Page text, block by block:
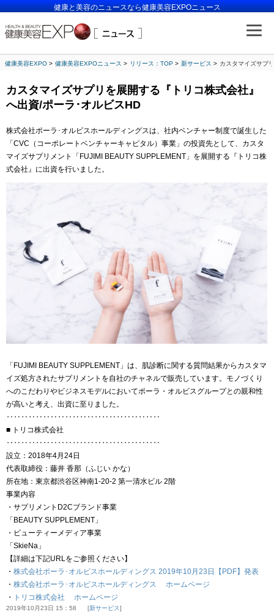
健康と美容のニュースなら健康美容EXPOニュース
健康美容EXPO 健康美容EXPOニュース リリース：TOP 新サービス カスタマイズサプ
カスタマイズサプリを展開する『トリコ株式会社』
へ出資/ポーラ･オルビスHD
株式会社ポーラ･オルビスホールディングスは、社内ベンチャー制度で誕生した
「CVC（コーポレートベンチャーキャピタル）事業」の投資先として、カスタ
マイズサプリメント「FUJIMI BEAUTY SUPPLEMENT」を展開する『トリコ株
式会社』に出資を行いました。
「FUJIMI BEAUTY SUPPLEMENT」は、肌診断に関する質問結果からカスタマ
イズ処方されたサプリメントを自社のチャネルで販売しています。モノづくり
へのこだわりやビジネスモデルにおいてポーラ・オルビスグループとの親和性
が高いと考え、出資に至りました。
‥‥‥‥‥‥‥‥‥‥‥‥‥‥‥‥‥‥‥‥‥
■ トリコ株式会社
‥‥‥‥‥‥‥‥‥‥‥‥‥‥‥‥‥‥‥‥‥
設立：2018年4月24日
代表取締役：藤井 香那（ふじい かな）
所在地：東京都渋谷区神南1-20-2 第一清水ビル 2階
事業内容
・サプリメントD2Cブランド事業
「BEAUTY SUPPLEMENT」
・ビューティーメディア事業
「SkieNa」
【詳細は下記URLをご参照ください】
・ 株式会社ポーラ･オルビスホールディングス 2019年10月23日【PDF】発表
・ 株式会社ポーラ･オルビスホールディングス ホームページ
・
トリコ株式会社 ホームページ
2019年10月23日 15：58 新サービス